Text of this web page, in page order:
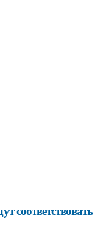
соответствовать